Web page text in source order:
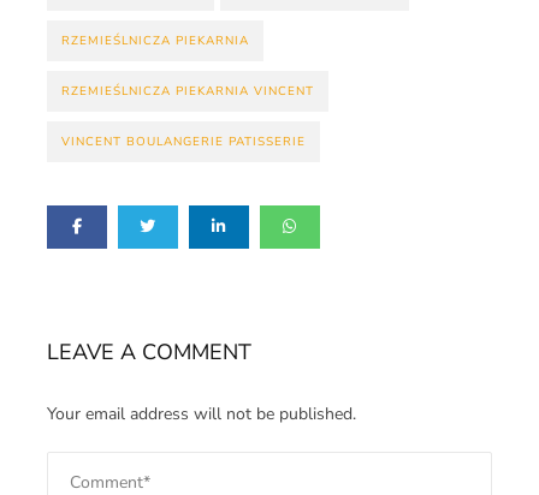
RZEMIEŚLNICZA PIEKARNIA
RZEMIEŚLNICZA PIEKARNIA VINCENT
VINCENT BOULANGERIE PATISSERIE
LEAVE A COMMENT
Your email address will not be published.